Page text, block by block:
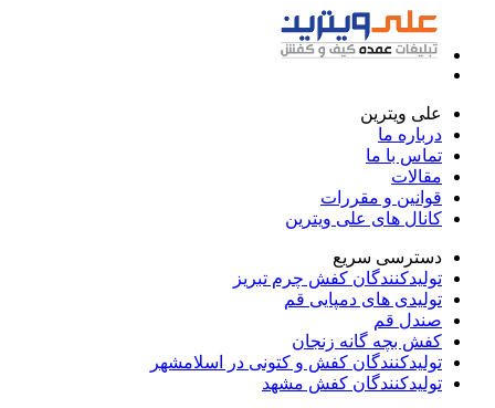
علی ویترین
درباره ما
تماس با ما
مقالات
قوانین و مقررات
کانال های علی ویترین
دسترسی سریع
تولیدکنندگان کفش چرم تبریز
تولیدی های دمپایی قم
صندل قم
کفش بچه گانه زنجان
تولیدکنندگان کفش و کتونی در اسلامشهر
تولیدکنندگان کفش مشهد